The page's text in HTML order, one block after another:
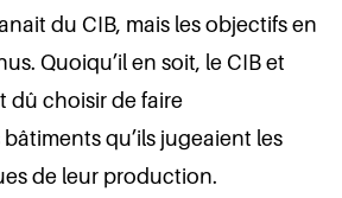
du CIB, mais les objectifs en
Quoiqu’il en soit, le CIB et
dû choisir de faire
qu’ils jugeaient les
de leur production.